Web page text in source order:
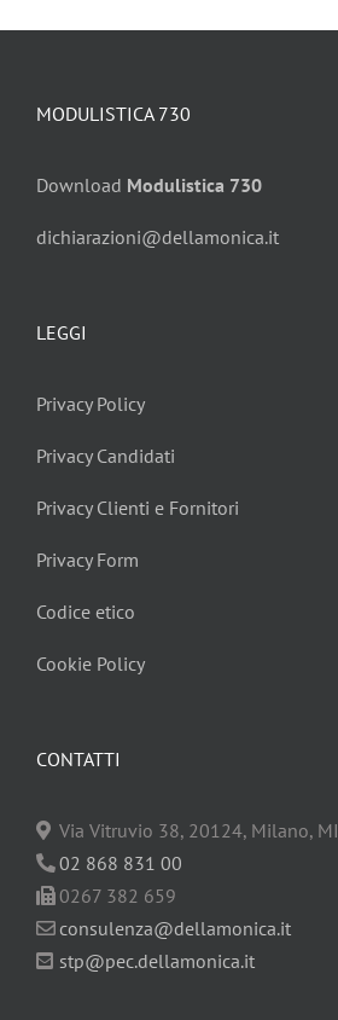
CONTATTI
Via Vitruvio 38, 20124, Milano, MI
02 868 831 00
0267 382 659
consulenza@dellamonica.it
stp@pec.dellamonica.it
MODULISTICA 730
Download Modulistica 730
dichiarazioni@dellamonica.it
LEGGI
Privacy Policy
Privacy Candidati
Privacy Clienti e Fornitori
Privacy Form
Codice etico
Cookie Policy